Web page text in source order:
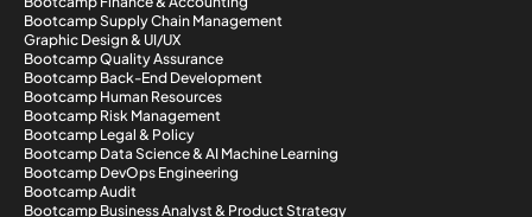
Bootcamp Supply Chain Management
Graphic Design & UI/UX
Bootcamp Quality Assurance
Bootcamp Back-End Development
Bootcamp Human Resources
Bootcamp Risk Management
Bootcamp Legal & Policy
Bootcamp Data Science & AI Machine Learning
Bootcamp DevOps Engineering
Bootcamp Audit
Bootcamp Business Analyst & Product Strategy